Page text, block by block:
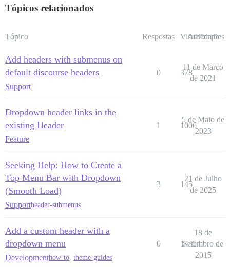
Tópicos relacionados
Tópico Respostas Visualizações
Atividade
Add headers with submenus on
default discourse headers
Support
0 378
11 de Março
de 2021
Dropdown header links in the
existing Header
Feature
1 1006
5 de Maio de
2023
Seeking Help: How to Create a
Top Menu Bar with Dropdown
(Smooth Load)
Supportheader-submenus
3 145
21 de Julho
de 2025
Add a custom header with a
dropdown menu
Developmenthow-to, theme-guides
0 14454
18 de
Setembro de
2015